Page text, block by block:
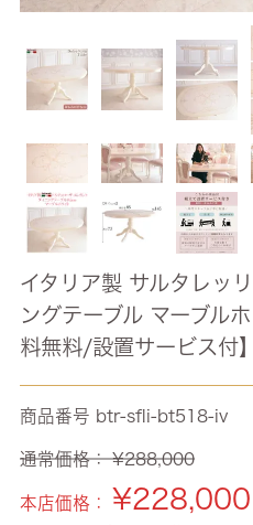
イタリア製 サルタレッ
ングテーブル マーブル
料無料/設置サービス付】
商品番号 btr-sfli-bt518-iv
通常価格： ¥288,000
本店価格： ¥228,000